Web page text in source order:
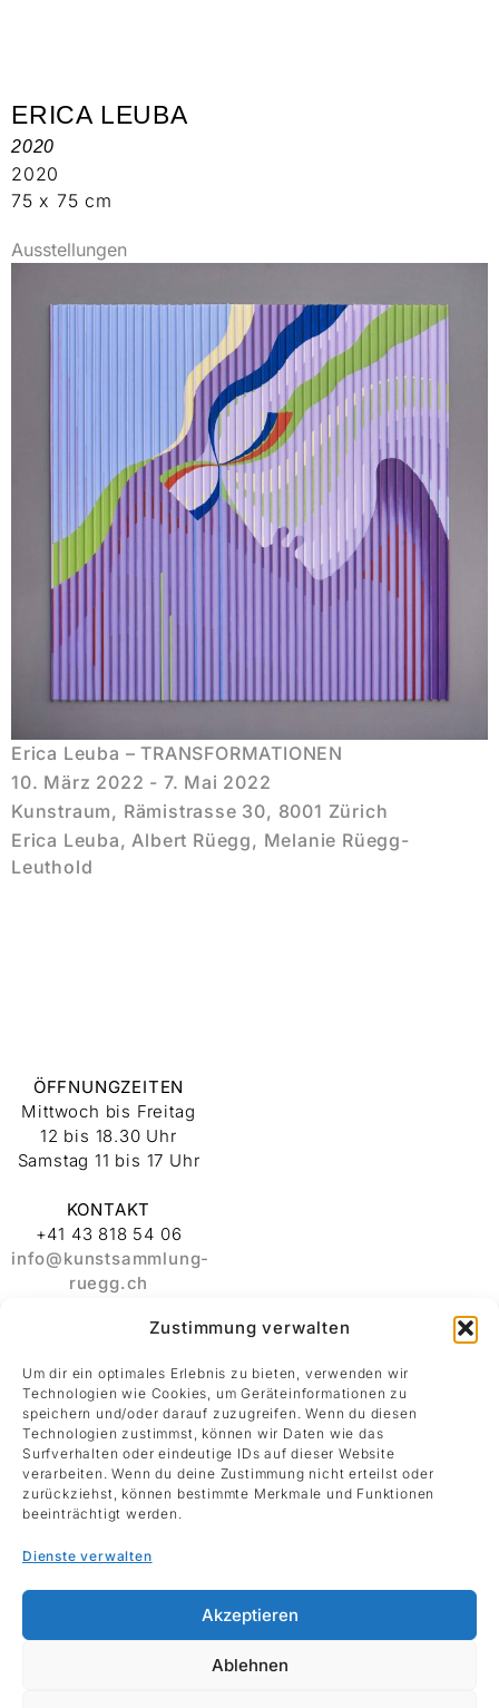
Zustimmung verwalten
Um dir ein optimales Erlebnis zu bieten, verwenden wir
Technologien wie Cookies, um Geräteinformationen zu
speichern und/oder darauf zuzugreifen. Wenn du diesen
Technologien zustimmst, können wir Daten wie das
Surfverhalten oder eindeutige IDs auf dieser Website
verarbeiten. Wenn du deine Zustimmung nicht erteilst oder
zurückziehst, können bestimmte Merkmale und Funktionen
beeinträchtigt werden.
Dienste verwalten
Akzeptieren
Ablehnen
ERICA LEUBA
2020
2020
75 x 75 cm
Ausstellungen
Erica Leuba – TRANSFORMATIONEN
10. März 2022 - 7. Mai 2022
Kunstraum, Rämistrasse 30, 8001 Zürich
Erica Leuba, Albert Rüegg, Melanie Rüegg-
Leuthold
ÖFFNUNGZEITEN
Mittwoch bis Freitag
12 bis 18.30 Uhr
Samstag 11 bis 17 Uhr
KONTAKT
+41 43 818 54 06
info@kunstsammlung-
ruegg.ch
ADRESSE
Kunstsammlung
Albert und Melanie
Rüegg
Rämistrasse 30
8001 Zürich